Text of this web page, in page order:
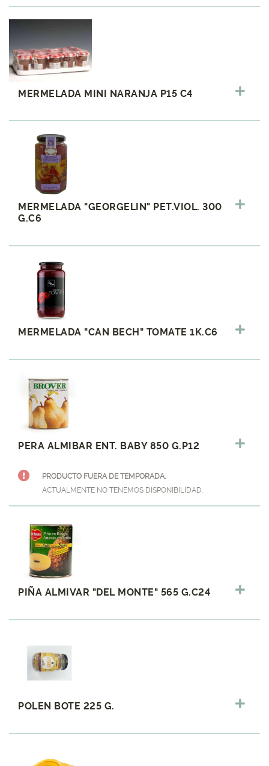
MERMELADA MINI NARANJA P15 C4
MERMELADA "GEORGELIN" PET.VIOL. 300
G.C6
MERMELADA "CAN BECH" TOMATE 1K.C6
PERA ALMIBAR ENT. BABY 850 G.P12
PRODUCTO FUERA DE TEMPORADA.
ACTUALMENTE NO TENEMOS DISPONIBILIDAD.
PIÑA ALMIVAR "DEL MONTE" 565 G.C24
POLEN BOTE 225 G.